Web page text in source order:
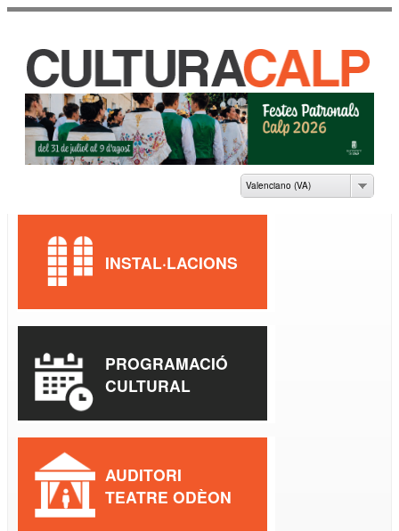
CASA DE CULTURA
JAUME PASTOR I
Valenciano (VA)
INSTAL·LACIONS
PROGRAMACIÓ
CULTURAL
AUDITORI
TEATRE ODÈON